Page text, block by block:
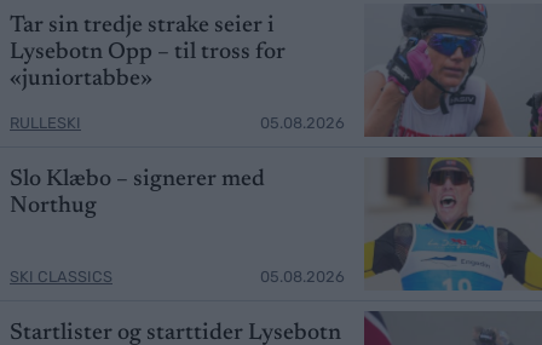
Tar sin tredje strake seier i
Lysebotn Opp – til tross for
«juniortabbe»
RULLESKI 05.08.2026
Slo Klæbo – signerer med
Northug
SKI CLASSICS 05.08.2026
Startlister og starttider Lysebotn